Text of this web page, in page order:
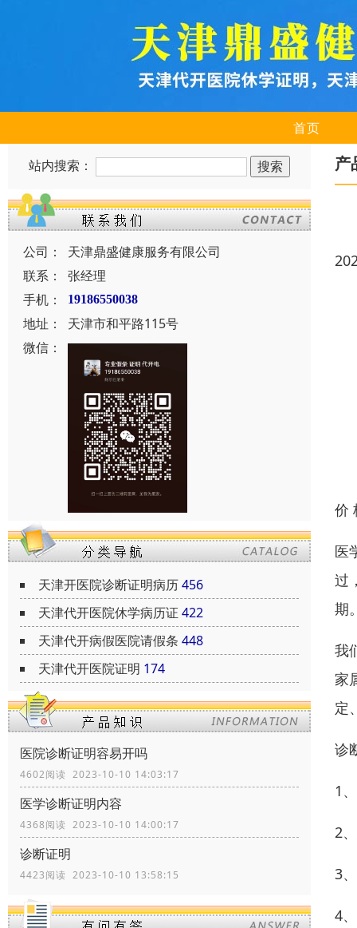
首页
站内搜索：
公司：
天津鼎盛健康服务有限公司
联系：
张经理
手机：
19186550038
地址：
天津市和平路115号
微信：
天津开医院诊断证明病历456
天津代开医院休学病历证 422
天津代开病假医院请假条 448
天津代开医院证明 174
医院诊断证明容易开吗
4602阅读 2023-10-10 14:03:17
医学诊断证明内容
4368阅读 2023-10-10 14:00:17
诊断证明
4423阅读 2023-10-10 13:58:15
产
价
医
过
期
我
家
定
诊
1
2
3
4